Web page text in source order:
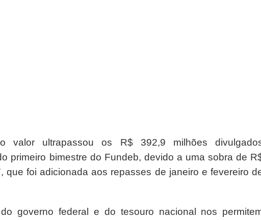
valor ultrapassou os R$ 392,9 milhões
primeiro bimestre do Fundeb, devido a uma sobra de
que foi adicionada aos repasses de janeiro e fevereiro
governo federal e do tesouro nacional nos